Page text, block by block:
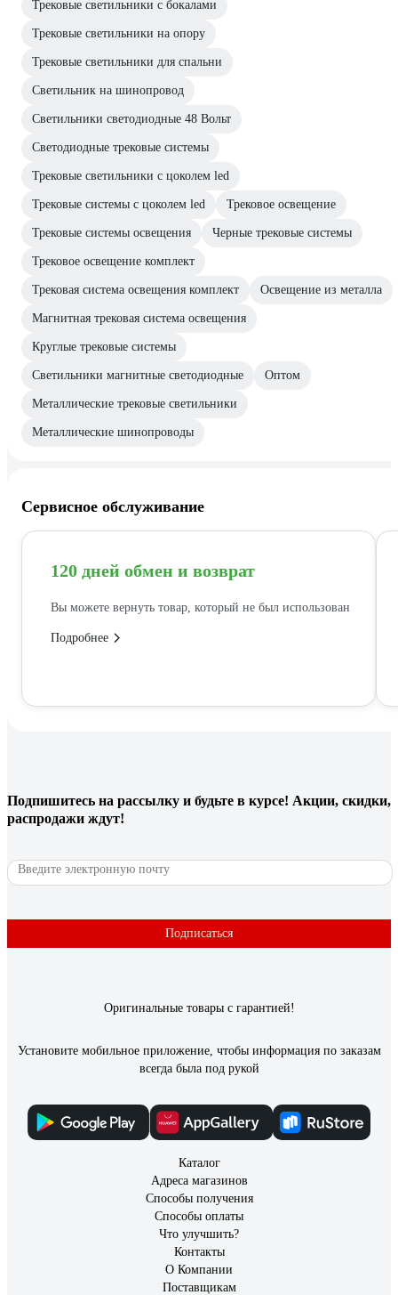
Трековые светильники с бокалами
Трековые светильники на опору
Трековые светильники для спальни
Светильник на шинопровод
Светильники светодиодные 48 Вольт
Светодиодные трековые системы
Трековые светильники с цоколем led
Трековые системы с цоколем led Трековое освещение
Трековые системы освещения Черные трековые системы
Трековое освещение комплект
Трековая система освещения комплект Освещение из металла
Магнитная трековая система освещения
Круглые трековые системы
Светильники магнитные светодиодные Оптом
Металлические трековые светильники
Металлические шинопроводы
Сервисное обслуживание
120 дней обмен и возврат
Вы можете вернуть товар, который не был использован
Подробнее
Подпишитесь на рассылку и будьте в курсе! Акции, скидки,
распродажи ждут!
Подписаться
Оригинальные товары с гарантией!
Установите мобильное приложение, чтобы информация по заказам
всегда была под рукой
Каталог
Адреса магазинов
Способы получения
Способы оплаты
Что улучшить?
Контакты
О Компании
Поставщикам